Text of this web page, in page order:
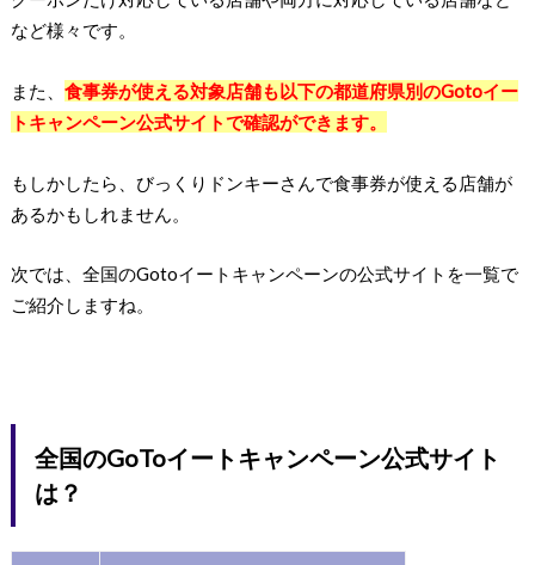
など様々です。
また、 食事券が使える対象店舗も以下の都道府県別のGotoイー
トキャンペーン公式サイトで確認ができます。
もしかしたら、びっくりドンキーさんで食事券が使える店舗が
あるかもしれません。
次では、全国のGotoイートキャンペーンの公式サイトを一覧で
ご紹介しますね。
全国のGoToイートキャンペーン公式サイト
は？